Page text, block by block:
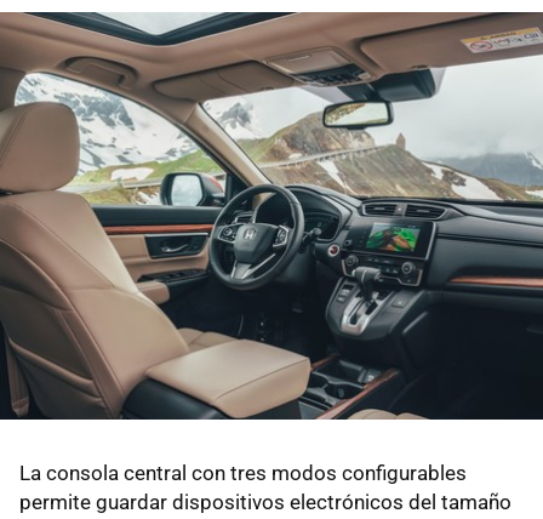
La consola central con tres modos configurables
permite guardar dispositivos electrónicos del tamaño